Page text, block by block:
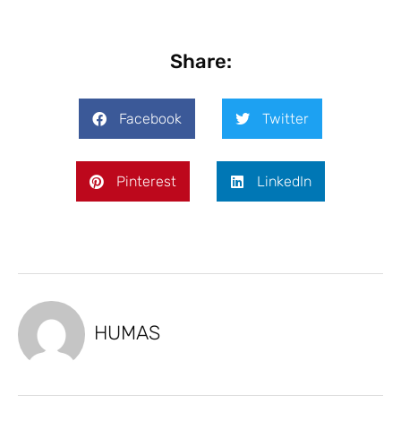
Share:
Facebook Twitter
Pinterest LinkedIn
HUMAS